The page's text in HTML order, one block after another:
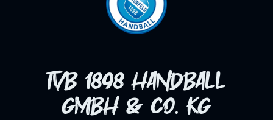
TVB 1898 HANDBALL
GMBH & CO. KG